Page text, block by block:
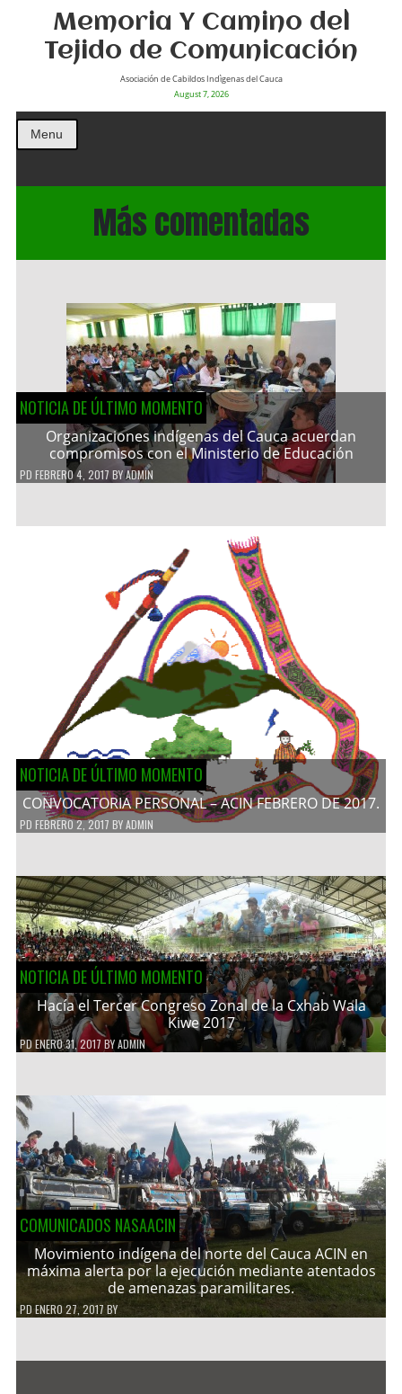
Memoria Y Camino del
Tejido de Comunicación
Asociación de Cabildos Indìgenas del Cauca
August 7, 2026
Menu
Más comentadas
NOTICIA DE ÚLTIMO MOMENTO
Organizaciones indígenas del Cauca acuerdan
compromisos con el Ministerio de Educación
PD FEBRERO 4, 2017 BYADMIN
NOTICIA DE ÚLTIMO MOMENTO
CONVOCATORIA PERSONAL – ACIN FEBRERO DE 2017.
PD FEBRERO 2, 2017 BYADMIN
NOTICIA DE ÚLTIMO MOMENTO
Hacía el Tercer Congreso Zonal de la Cxhab Wala
Kiwe 2017
PDENERO 31, 2017 BYADMIN
COMUNICADOS NASAACIN
Movimiento indígena del norte del Cauca ACIN en
máxima alerta por la ejecución mediante atentados
de amenazas paramilitares.
PDENERO 27, 2017 BY